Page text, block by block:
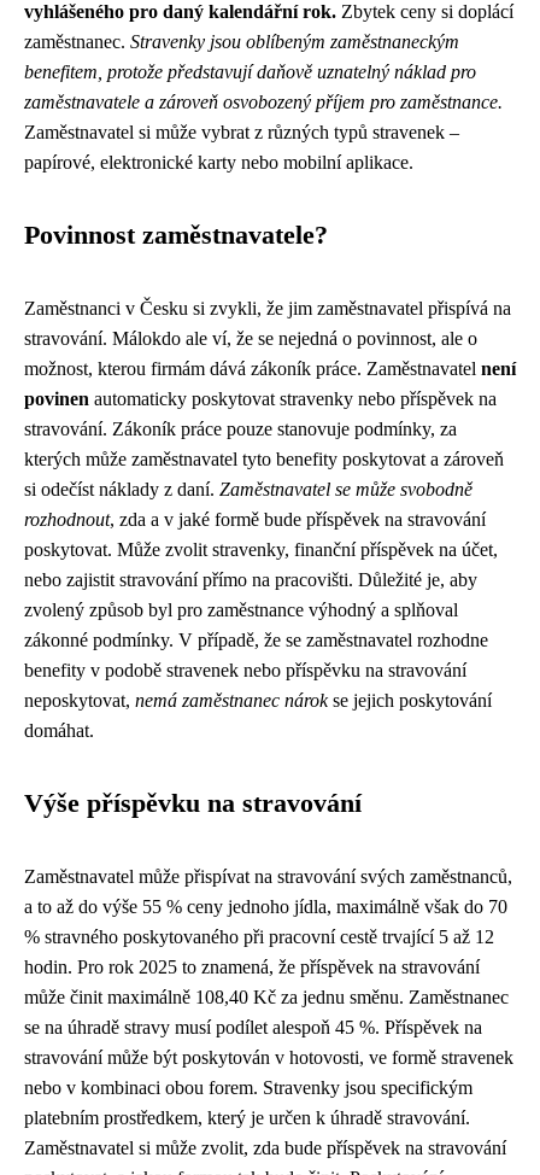
vyhlášeného pro daný kalendářní rok. Zbytek ceny si doplácí
zaměstnanec. Stravenky jsou oblíbeným zaměstnaneckým
benefitem, protože představují daňově uznatelný náklad pro
zaměstnavatele a zároveň osvobozený příjem pro zaměstnance.
Zaměstnavatel si může vybrat z různých typů stravenek –
papírové, elektronické karty nebo mobilní aplikace.
Povinnost zaměstnavatele?
Zaměstnanci v Česku si zvykli, že jim zaměstnavatel přispívá na
stravování. Málokdo ale ví, že se nejedná o povinnost, ale o
možnost, kterou firmám dává zákoník práce. Zaměstnavatel není
povinen automaticky poskytovat stravenky nebo příspěvek na
stravování. Zákoník práce pouze stanovuje podmínky, za
kterých může zaměstnavatel tyto benefity poskytovat a zároveň
si odečíst náklady z daní. Zaměstnavatel se může svobodně
rozhodnout, zda a v jaké formě bude příspěvek na stravování
poskytovat. Může zvolit stravenky, finanční příspěvek na účet,
nebo zajistit stravování přímo na pracovišti. Důležité je, aby
zvolený způsob byl pro zaměstnance výhodný a splňoval
zákonné podmínky. V případě, že se zaměstnavatel rozhodne
benefity v podobě stravenek nebo příspěvku na stravování
neposkytovat, nemá zaměstnanec nárokse jejich poskytování
domáhat.
Výše příspěvku na stravování
Zaměstnavatel může přispívat na stravování svých zaměstnanců,
a to až do výše 55 % ceny jednoho jídla, maximálně však do 70
% stravného poskytovaného při pracovní cestě trvající 5 až 12
hodin. Pro rok 2025 to znamená, že příspěvek na stravování
může činit maximálně 108,40 Kč za jednu směnu. Zaměstnanec
se na úhradě stravy musí podílet alespoň 45 %. Příspěvek na
stravování může být poskytován v hotovosti, ve formě stravenek
nebo v kombinaci obou forem. Stravenky jsou specifickým
platebním prostředkem, který je určen k úhradě stravování.
Zaměstnavatel si může zvolit, zda bude příspěvek na stravování